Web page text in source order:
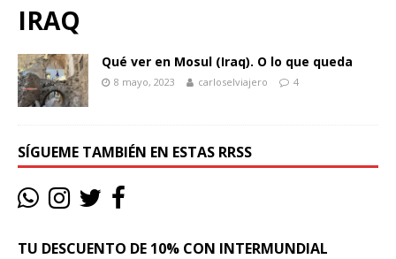
IRAQ
Qué ver en Mosul (Iraq). O lo que queda
8 mayo, 2023 carloselviajero 4
SÍGUEME TAMBIÉN EN ESTAS RRSS
TU DESCUENTO DE 10% CON INTERMUNDIAL